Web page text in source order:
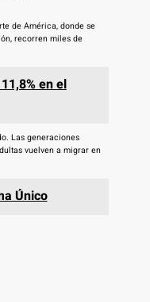
de América, donde se
recorren miles de
en el
Las generaciones
vuelven a migrar en
Único